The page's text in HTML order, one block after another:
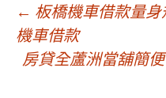
文
章
← 板橋機車借款量
機車借款
房貸全蘆洲當舖簡